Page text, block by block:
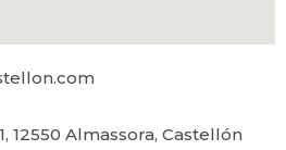
12550 Almassora, Castellón